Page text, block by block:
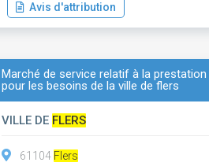
Avis d'attribution
Marché de service relatif à la
pour les besoins de la ville de flers
VILLE DE FLERS
61104 Flers